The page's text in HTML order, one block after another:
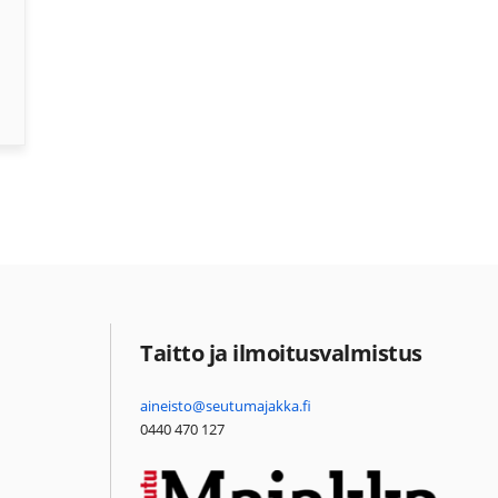
Taitto ja ilmoitusvalmistus
aineisto@seutumajakka.fi
0440 470 127